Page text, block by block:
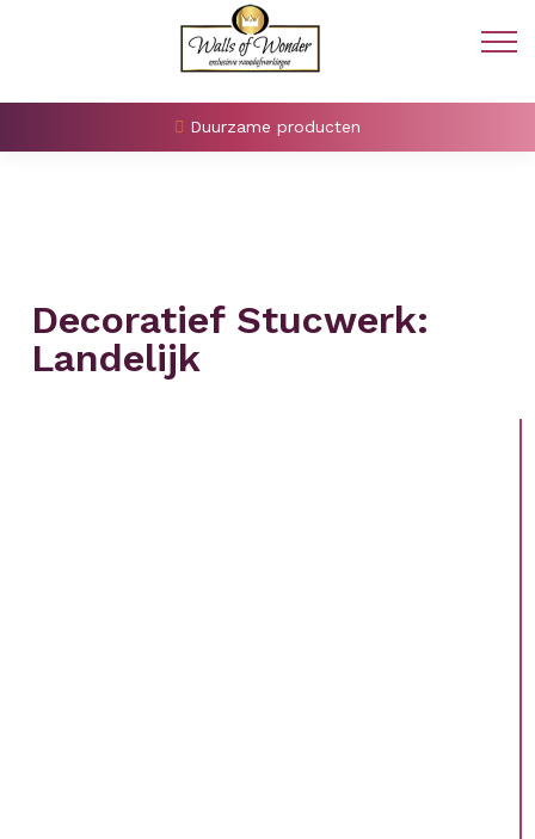
Duurzame producten
Decoratief Stucwerk:
Landelijk